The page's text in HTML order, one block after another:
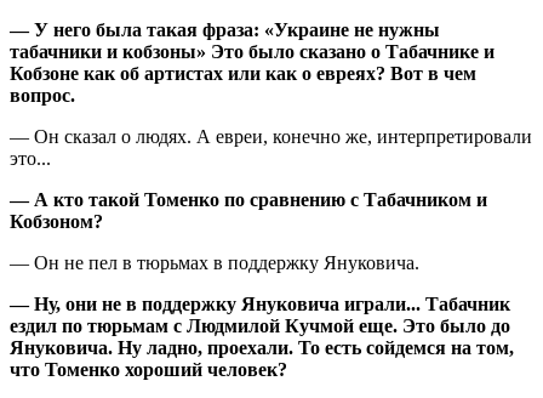
— У него была такая фраза: «Украине не нужны
табачники и кобзоны» Это было сказано о Табачнике и
Кобзоне как об артистах или как о евреях? Вот в чем
вопрос.
— Он сказал о людях. А евреи, конечно же, интерпретировали
это...
— А кто такой Томенко по сравнению с Табачником и
Кобзоном?
— Он не пел в тюрьмах в поддержку Януковича.
— Ну, они не в поддержку Януковича играли... Табачник
ездил по тюрьмам с Людмилой Кучмой еще. Это было до
Януковича. Ну ладно, проехали. То есть сойдемся на том,
что Томенко хороший человек?